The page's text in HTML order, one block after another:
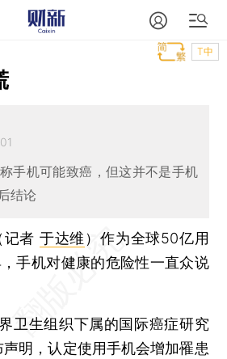
T中
手机可能致癌，但这并不是手机
结论
记者 于达维 ） 作为全球50亿用
手机对健康的危险性一直众说
生组织下属的国际癌症研究
明，认定使用手机会增加罹患